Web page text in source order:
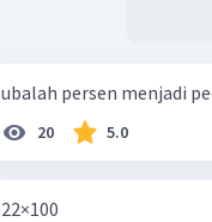
ubalah persen menjadi
20 5.0
22×100